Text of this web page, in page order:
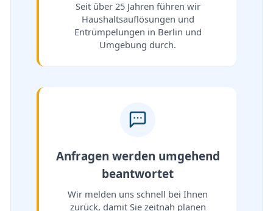
Seit über 25 Jahren führen wir
Haushaltsauflösungen und
Entrümpelungen in Berlin und
Umgebung durch.
Anfragen werden umgehend
beantwortet
Wir melden uns schnell bei Ihnen
zurück, damit Sie zeitnah planen